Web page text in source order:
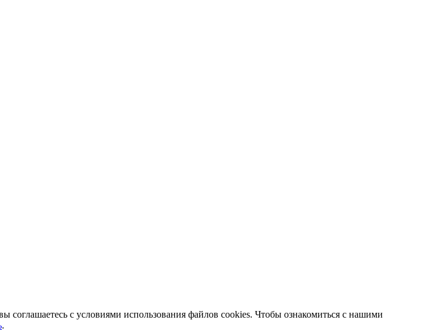
с условиями использования файлов cookies. Чтобы ознакомиться с нашими
.